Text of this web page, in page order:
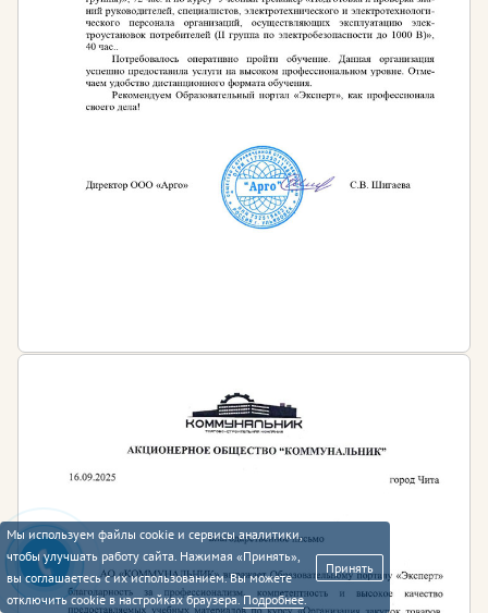
Мы используем файлы cookie и сервисы аналитики,
чтобы улучшать работу сайта. Нажимая «Принять»,
вы соглашаетесь с их использованием. Вы можете
отключить cookie в настройках браузера.Подробнее.
Принять